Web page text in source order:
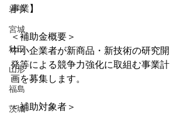
岩手
宮城
秋田
山形
福島
茨城
事業】
＜補助金概要＞
中小企業者が新商品・新技術の研究開
発等による競争力強化に取組む事業計
画を募集します。
＜補助対象者＞